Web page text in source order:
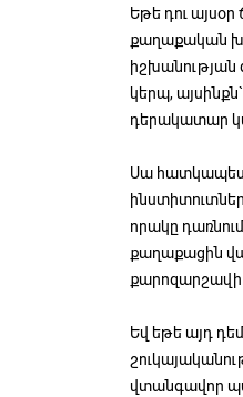
Եթե դու
քաղաքական
իշխանության
կերպ,
դերակատար
Սա հատկապես
որակը
քաղաքացին
քարոզարշավի
Եվ եթե այդ
վտանգավոր